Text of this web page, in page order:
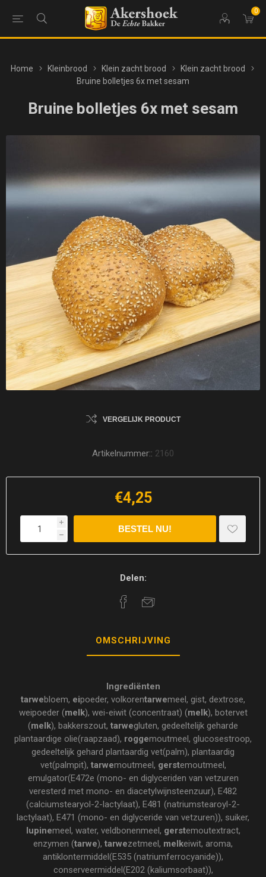
0
Home Kleinbrood Klein zacht brood
Klein zacht brood
Bruine bolletjes 6x met sesam
Bruine bolletjes 6x met sesam
VERGELIJK PRODUCT
Artikelnummer:: 2160
€4,25
i
h
Delen:
OMSCHRIJVING
Ingrediënten
tarwebloem, eipoeder, volkorentarwemeel, gist, dextrose,
weipoeder (melk), wei-eiwit (concentraat) (melk), botervet
(melk), bakkerszout, tarwegluten, gedeeltelijk geharde
plantaardige olie(raapzaad), roggemoutmeel, glucosestroop,
gedeeltelijk gehard plantaardig vet(palm), plantaardig
vet(palmpit), tarwemoutmeel, gerstemoutmeel,
emulgator(E472e (mono- en diglyceriden van vetzuren
veresterd met mono- en diacetylwijnsteenzuur), E482
(calciumstearyol-2-lactylaat), E481 (natriumstearoyl-2-
lactylaat), E471 (mono- en diglyceride van vetzuren)), suiker,
lupinemeel, water, veldbonenmeel, gerstemoutextract,
enzymen (tarwe), tarwezetmeel, melkeiwit, aroma,
antiklontermiddel(E535 (natriumferrocyanide)),
conserveermiddel(E202 (kaliumsorbaat)),